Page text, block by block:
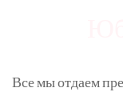
Все мы отдаем